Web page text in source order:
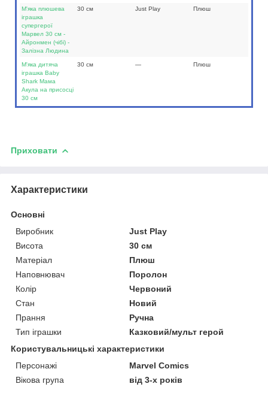
М'яка плюшева
іграшка
супергерої
Марвел 30 см -
Айронмен (чібі) -
Залізна Людина
30 см Just Play Плюш
М'яка дитяча
іграшка Baby
Shark Мама
Акула на присосці
30 см
30 см — Плюш
Приховати
Характеристики
Основні
Виробник
Just Play
Висота
30 см
Матеріал
Плюш
Наповнювач
Поролон
Колір
Червоний
Стан
Новий
Прання
Ручна
Тип іграшки
Казковий/мульт герой
Користувальницькі характеристики
Персонажі
Marvel Comics
Вікова група
від 3-х років